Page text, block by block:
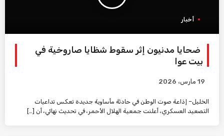
أخبار
ضحايا مدنيون إثر سقوط شظايا صاروخية في
بيت عوا
19 مارس، 2026
الخليل– إذاعة صوت الوطن في حادثة مأساوية جديدة تعكس تداعيات
التصعيد العسكري، أعلنت جمعية الهلال الأحمر، في تحديث نهائي، أن […]